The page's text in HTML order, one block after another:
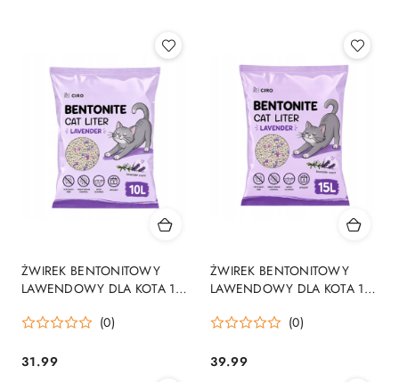
ŻWIREK BENTONITOWY
LAWENDOWY DLA KOTA 10L
BEZPYŁOWY (0)
Cena:
31.99
ŻWIREK BENTONITOWY
LAWENDOWY DLA KOTA 15L
BEZPYŁOWY (0)
Cena:
39.99